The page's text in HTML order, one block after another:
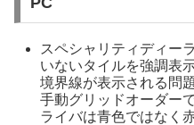
スペシャリティディー
いないタイルを強調表
境界線が表示される問
手動グリッドオーダー
ライバは青色ではなく